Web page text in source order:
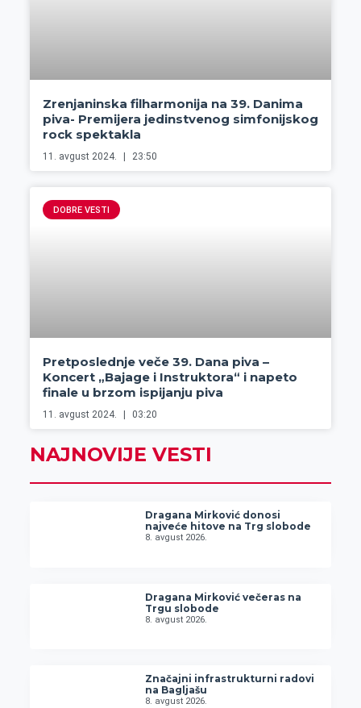
Zrenjaninska filharmonija na 39. Danima
piva- Premijera jedinstvenog simfonijskog
rock spektakla
11. avgust 2024. 23:50
DOBRE VESTI
Pretposlednje veče 39. Dana piva –
Koncert „Bajage i Instruktora“ i napeto
finale u brzom ispijanju piva
11. avgust 2024. 03:20
NAJNOVIJE VESTI
Dragana Mirković donosi
najveće hitove na Trg slobode
8. avgust 2026.
Dragana Mirković večeras na
Trgu slobode
8. avgust 2026.
Značajni infrastrukturni radovi
na Bagljašu
8. avgust 2026.